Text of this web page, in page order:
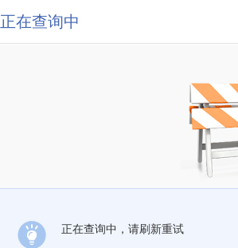
正在查询中
正在查询中，请刷新重试